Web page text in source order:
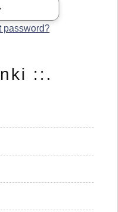
password?
::.